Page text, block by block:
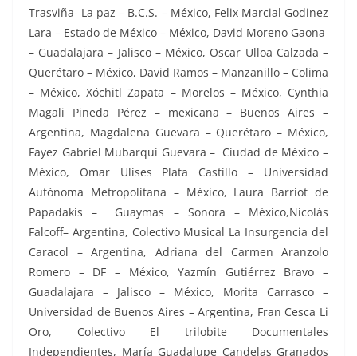
Trasviña- La paz – B.C.S. – México, Felix Marcial Godinez
Lara – Estado de México – México, David Moreno Gaona
– Guadalajara – Jalisco – México, Oscar Ulloa Calzada –
Querétaro – México, David Ramos – Manzanillo – Colima
– México, Xóchitl Zapata – Morelos – México, Cynthia
Magali Pineda Pérez – mexicana – Buenos Aires –
Argentina, Magdalena Guevara – Querétaro – México,
Fayez Gabriel Mubarqui Guevara – Ciudad de México –
México, Omar Ulises Plata Castillo – Universidad
Autónoma Metropolitana – México, Laura Barriot de
Papadakis – Guaymas – Sonora – México,Nicolás
Falcoff– Argentina, Colectivo Musical La Insurgencia del
Caracol – Argentina, Adriana del Carmen Aranzolo
Romero – DF – México, Yazmín Gutiérrez Bravo –
Guadalajara – Jalisco – México, Morita Carrasco –
Universidad de Buenos Aires – Argentina, Fran Cesca Li
Oro, Colectivo El trilobite Documentales
Independientes, María Guadalupe Candelas Granados